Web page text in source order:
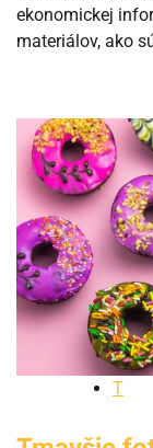
ekonomickej
materiálov, ako
T